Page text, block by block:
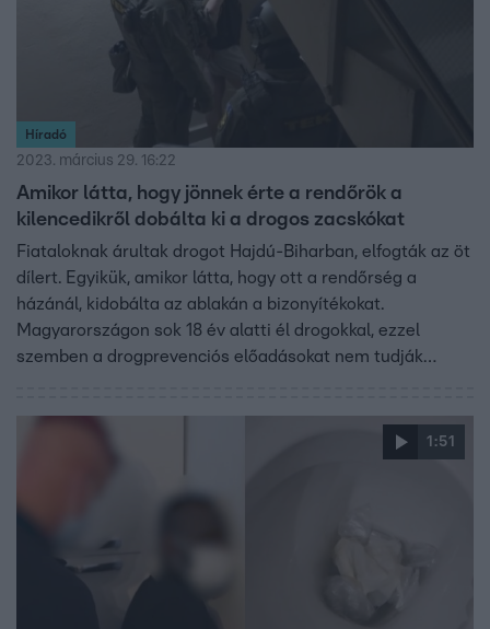
Híradó
2023. március 29. 16:22
Amikor látta, hogy jönnek érte a rendőrök a
kilencedikről dobálta ki a drogos zacskókat
Fiataloknak árultak drogot Hajdú-Biharban, elfogták az öt
dílert. Egyikük, amikor látta, hogy ott a rendőrség a
házánál, kidobálta az ablakán a bizonyítékokat.
Magyarországon sok 18 év alatti él drogokkal, ezzel
szemben a drogprevenciós előadásokat nem tudják
1:51